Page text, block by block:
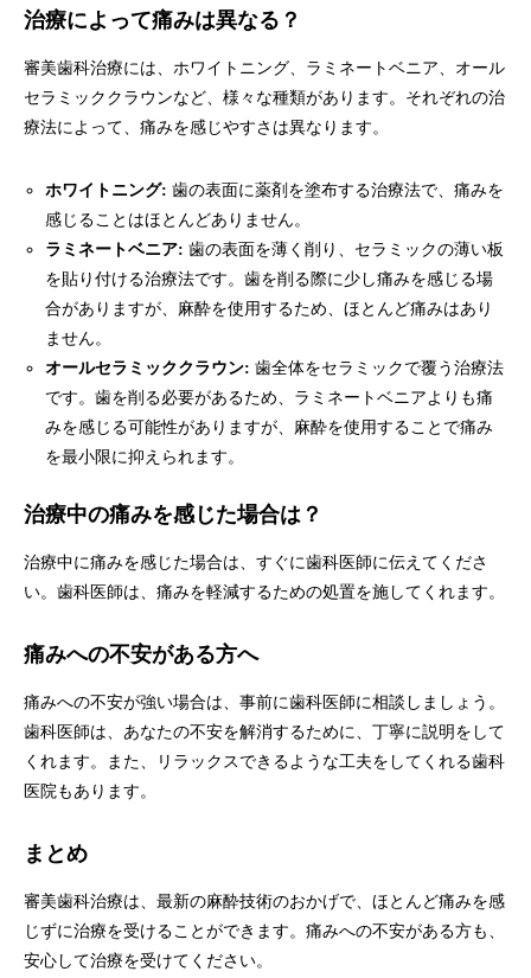
治療によって痛みは異なる？
審美歯科治療には、ホワイトニング、ラミネートベニア、オール
セラミッククラウンなど、様々な種類があります。それぞれの治
療法によって、痛みを感じやすさは異なります。
ホワイトニング: 歯の表面に薬剤を塗布する治療法で、痛みを
感じることはほとんどありません。
ラミネートベニア: 歯の表面を薄く削り、セラミックの薄い板
を貼り付ける治療法です。歯を削る際に少し痛みを感じる場
合がありますが、麻酔を使用するため、ほとんど痛みはあり
ません。
オールセラミッククラウン: 歯全体をセラミックで覆う治療法
です。歯を削る必要があるため、ラミネートベニアよりも痛
みを感じる可能性がありますが、麻酔を使用することで痛み
を最小限に抑えられます。
治療中の痛みを感じた場合は？
治療中に痛みを感じた場合は、すぐに歯科医師に伝えてくださ
い。歯科医師は、痛みを軽減するための処置を施してくれます。
痛みへの不安がある方へ
痛みへの不安が強い場合は、事前に歯科医師に相談しましょう。
歯科医師は、あなたの不安を解消するために、丁寧に説明をして
くれます。また、リラックスできるような工夫をしてくれる歯科
医院もあります。
まとめ
審美歯科治療は、最新の麻酔技術のおかげで、ほとんど痛みを感
じずに治療を受けることができます。痛みへの不安がある方も、
安心して治療を受けてください。